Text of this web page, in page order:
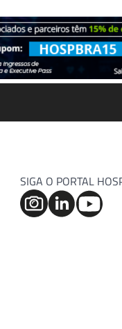
SIGA O PORTAL